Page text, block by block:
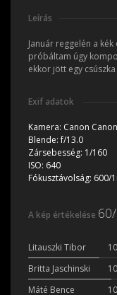
Leírás
Január reggelén a
próbáltam úgy
ekkor jött egy csúszka
Exif adatok
Kamera: Canon
Blende:f/13.0
Zársebesség: 1/160
ISO: 640
Fókusztávolság: 600/
A kép értékelése
Litauszki Tibor
Britta Jaschinski
Máté Bence